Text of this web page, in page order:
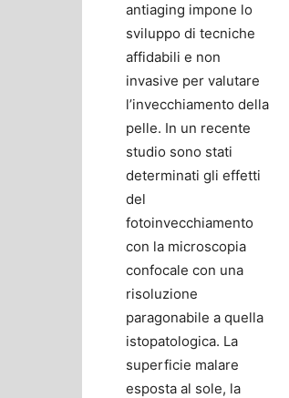
antiaging impone lo
sviluppo di tecniche
affidabili e non
invasive per valutare
l’invecchiamento della
pelle. In un recente
studio sono stati
determinati gli effetti
del
fotoinvecchiamento
con la microscopia
confocale con una
risoluzione
paragonabile a quella
istopatologica. La
superficie malare
esposta al sole, la